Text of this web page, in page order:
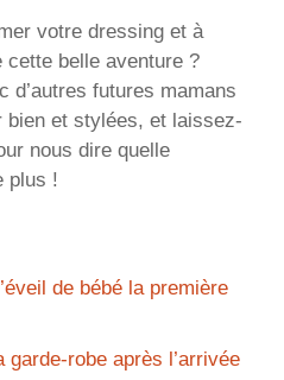
votre dressing et à
cette belle aventure ?
d’autres futures mamans
bien et stylées, et laissez-
nous dire quelle
plus !
de bébé la première
garde-robe après l’arrivée